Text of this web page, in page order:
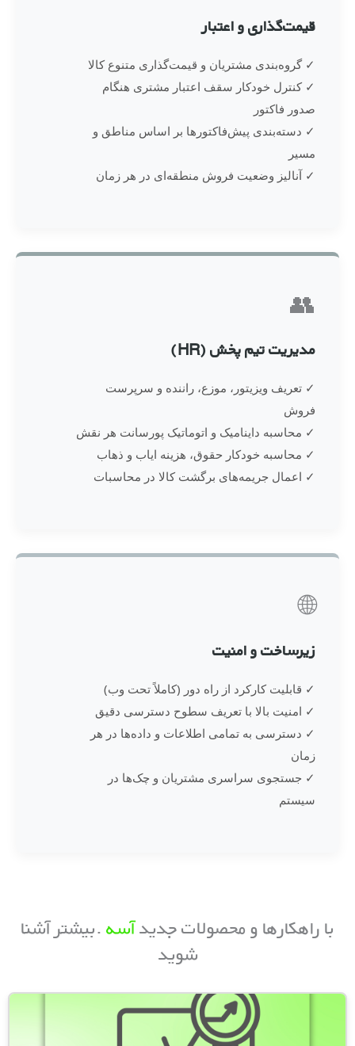
قیمت‌گذاری و اعتبار
✓ گروه‌بندی مشتریان و قیمت‌گذاری متنوع کالا
✓ کنترل خودکار سقف اعتبار مشتری هنگام
صدور فاکتور
✓ دسته‌بندی پیش‌فاکتورها بر اساس مناطق و
مسیر
✓ آنالیز وضعیت فروش منطقه‌ای در هر زمان
👥
مدیریت تیم پخش (HR)
✓ تعریف ویزیتور، موزع، راننده و سرپرست
فروش
✓ محاسبه داینامیک و اتوماتیک پورسانت هر نقش
✓ محاسبه خودکار حقوق، هزینه ایاب و ذهاب
✓ اعمال جریمه‌های برگشت کالا در محاسبات
🌐
زیرساخت و امنیت
✓ قابلیت کارکرد از راه دور (کاملاً تحت وب)
✓ امنیت بالا با تعریف سطوح دسترسی دقیق
✓ دسترسی به تمامی اطلاعات و داده‌ها در هر
زمان
✓ جستجوی سراسری مشتریان و چک‌ها در
سیستم
با راهکارها و محصولات جدیدآسه .بیشتر آشنا
شوید